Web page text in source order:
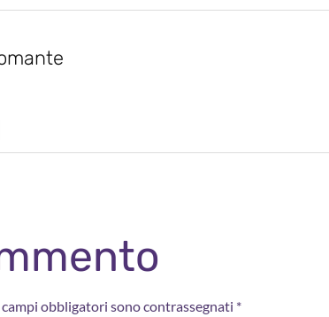
campi obbligatori sono contrassegnati *